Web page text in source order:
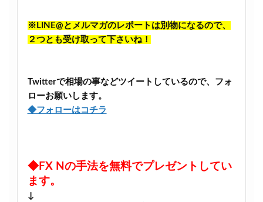
※LINE@とメルマガのレポートは別物になるので、
２つとも受け取って下さいね！
Twitterで相場の事などツイートしているので、フォ
ローお願いします。
◆フォローはコチラ
◆FX Nの手法を無料でプレゼントしてい
ます。
↓